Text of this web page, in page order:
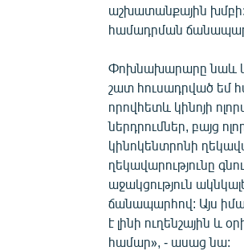
աշխատանքային խմբի:
համադրման
Փոխնախարարը նաև
շատ հուսադրված եմ
որովհետև կինոյի
ներդրումներ, բայց
կինոկենտրոնի
ղեկավարությունը
աջակցություն
ճանապարհով: Այս
է լինի ուղենշային և
համար», - ասաց նա: